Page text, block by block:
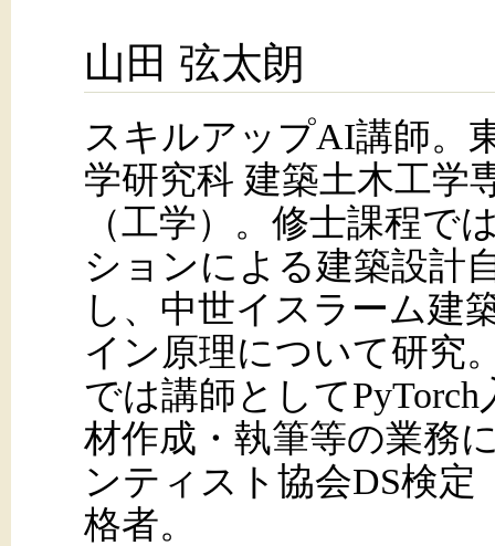
山田 弦太朗
スキルアップAI講師。
学研究科 建築土木工学
（工学）。修士課程で
ションによる建築設計
し、中世イスラーム建
イン原理について研究
では講師として
材作成・執筆等の業務
ンティスト協会DS検
格者。